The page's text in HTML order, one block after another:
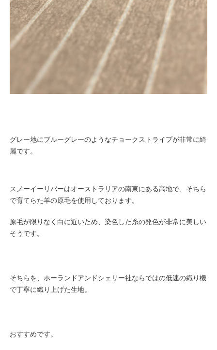
グレー地にブルーグレーのようなチョークストライプが非常に綺
麗です。
スノーイーリバーはオーストラリアの南東にある高地で、そちら
で育てらた羊の原毛を使用しております。
原毛が限りなく白に近いため、染色した糸の発色が非常に美しい
そうです。
そちらを、ホーランドアンドシェリー社ならではの低速の織り機
で丁寧に織り上げた生地。
おすすめです。